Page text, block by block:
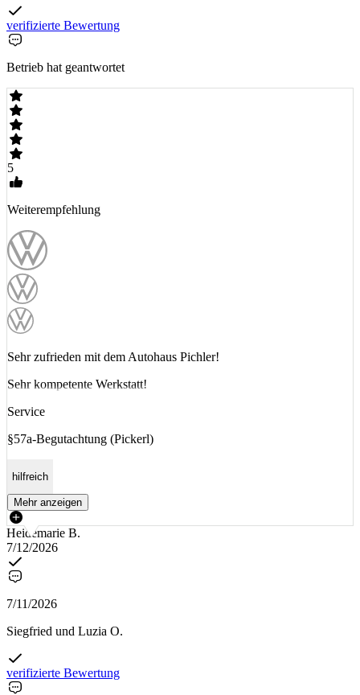
verifizierte Bewertung
Betrieb hat geantwortet
5
Weiterempfehlung
Sehr zufrieden mit dem Autohaus Pichler!
Sehr kompetente Werkstatt!
Service
§57a-Begutachtung (Pickerl)
hilfreich
Mehr anzeigen
Heidemarie B.
7/12/2026
7/11/2026
Siegfried und Luzia O.
verifizierte Bewertung